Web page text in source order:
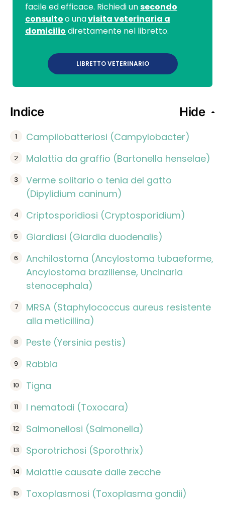
facile ed efficace. Richiedi unsecondo
consultoo unavisita veterinaria a
domicilio direttamente nel libretto.
LIBRETTO VETERINARIO
Indice Hide
Campilobatteriosi (Campylobacter)
Malattia da graffio (Bartonella henselae)
Verme solitario o tenia del gatto
(Dipylidium caninum)
Criptosporidiosi (Cryptosporidium)
Giardiasi (Giardia duodenalis)
Anchilostoma (Ancylostoma tubaeforme,
Ancylostoma braziliense, Uncinaria
stenocephala)
MRSA (Staphylococcus aureus resistente
alla meticillina)
Peste (Yersinia pestis)
Rabbia
Tigna
I nematodi (Toxocara)
Salmonellosi (Salmonella)
Sporotrichosi (Sporothrix)
Malattie causate dalle zecche
Toxoplasmosi (Toxoplasma gondii)